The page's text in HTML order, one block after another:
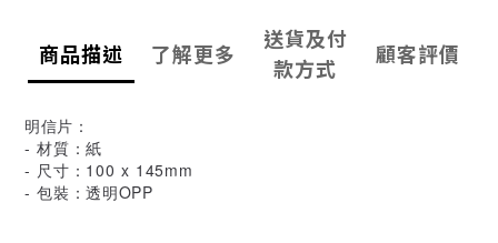
商品描述 了解更多
送貨及付
款方式
顧客評價
明信片：
- 材質：紙
- 尺寸：100 x 145mm
- 包裝：透明OPP